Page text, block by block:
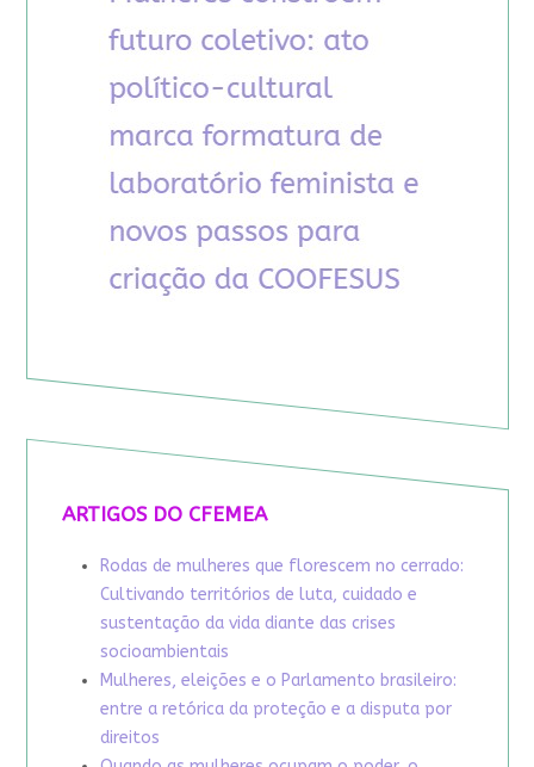
ARTIGOS DO CFEMEA
Rodas de mulheres que florescem no cerrado:
Cultivando territórios de luta, cuidado e
sustentação da vida diante das crises
socioambientais
Mulheres, eleições e o Parlamento brasileiro:
entre a retórica da proteção e a disputa por
direitos